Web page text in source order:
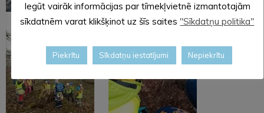
Iegūt vairāk informācijas par tīmekļvietnē izmantotajām
sīkdatnēm varat klikšķinot uz šīs saites "Sīkdatņu politika"
Piekrītu Sīkdatņu iestatījumi Nepiekrītu